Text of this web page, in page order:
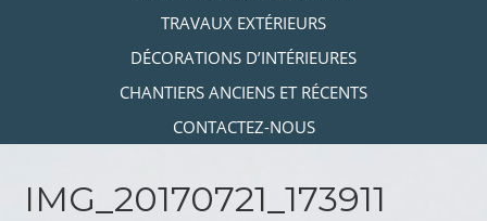
TRAVAUX EXTÉRIEURS
DÉCORATIONS D’INTÉRIEURES
CHANTIERS ANCIENS ET RÉCENTS
CONTACTEZ-NOUS
IMG_20170721_173911